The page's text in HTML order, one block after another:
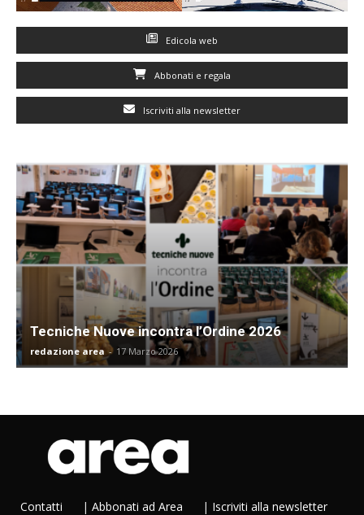
Edicola web
Abbonati e regala
Iscriviti alla newsletter
Tecniche Nuove incontra l’Ordine 2026
redazione area - 17 Marzo 2026
Contatti | Abbonati ad Area | Iscriviti alla newsletter